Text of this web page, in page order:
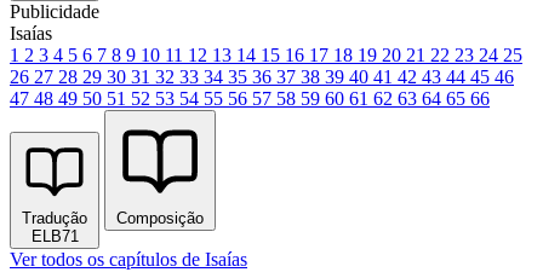
Publicidade
Isaías
1 2 3 4 5 6 7 8 9 10 11 12 13 14 15 16 17 18 19 20 21 22 23 24 25
26 27 28 29 30 31 32 33 34 35 36 37 38 39 40 41 42 43 44 45 46
47 48 49 50 51 52 53 54 55 56 57 58 59 60 61 62 63 64 65 66
Tradução
ELB71
Composição
Ver todos os capítulos de Isaías